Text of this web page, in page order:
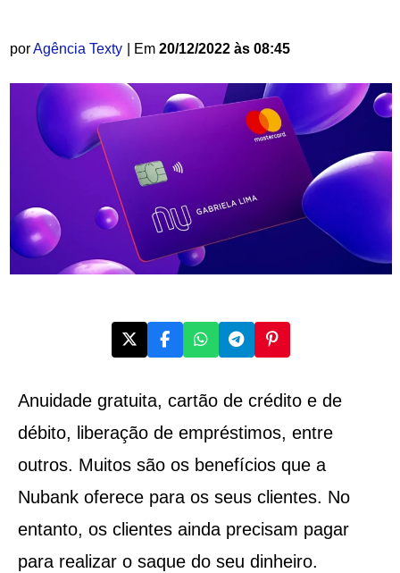
porAgência Texty | Em 20/12/2022 às 08:45
Anuidade gratuita, cartão de crédito e de
débito, liberação de empréstimos, entre
outros. Muitos são os benefícios que a
Nubank oferece para os seus clientes. No
entanto, os clientes ainda precisam pagar
para realizar o saque do seu dinheiro.